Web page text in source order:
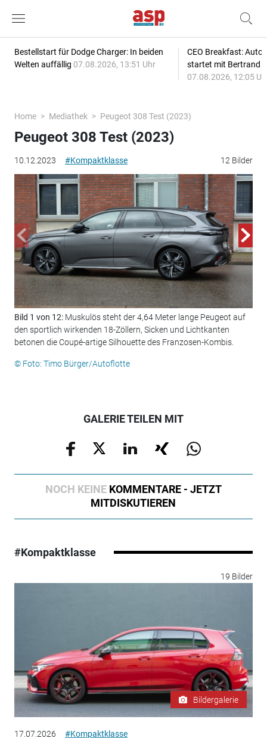
Bestellstart für Dodge Charger: In beiden
Welten auffällig 07.08.2026, 13:51 Uhr
CEO Breakfast:
startet mit Bertrand
07.08.2026, 12:05
Home Mediathek Peugeot 308 Test (2023)
10.12.2023 #Kompaktklasse 12 Bilder
Peugeot 308 Test (2023)
Bild 1 von 12: Muskulös steht der 4,64 Meter lange Peugeot auf
den sportlich wirkenden 18-Zöllern, Sicken und Lichtkanten
betonen die Coupé-artige Silhouette des Franzosen-Kombis.
© Foto: Timo Bürger/Autoflotte
GALERIE TEILEN MIT
NOCH KEINE KOMMENTARE - JETZT
MITDISKUTIEREN
#Kompaktklasse
19 Bilder
Bildergalerie
17.07.2026 #Kompaktklasse